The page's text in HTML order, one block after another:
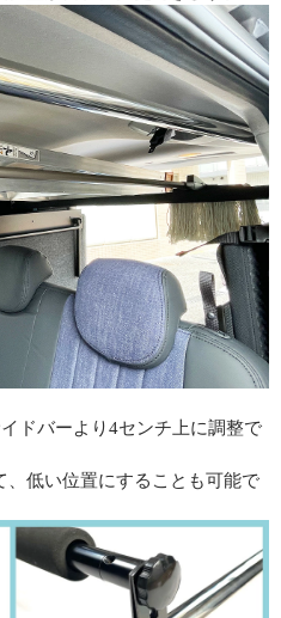
ドバーより4センチ上に調整で
、低い位置にすることも可能で